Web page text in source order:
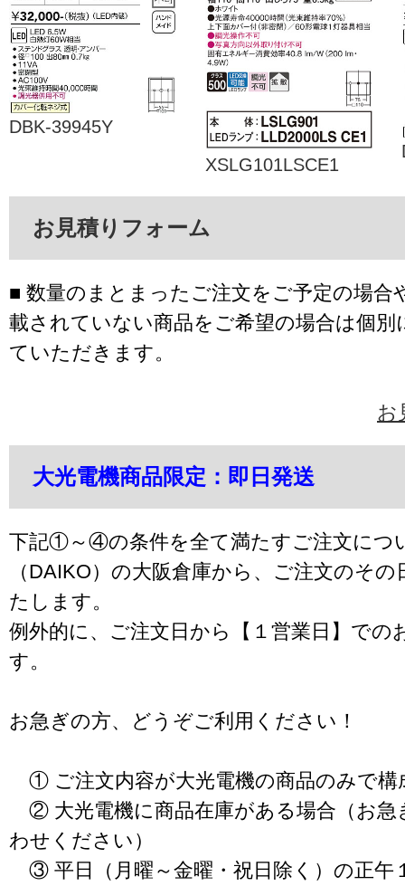
DBK-39945Y
XSLG101LSCE1
お見積りフォーム
■ 数量のまとまったご注文をご予定の場合
載されていない商品をご希望の場合は個別
ていただきます。
お
大光電機商品限定：即日発送
下記①～④の条件を全て満たすご注文につ
（DAIKO）の大阪倉庫から、ご注文のそ
たします。
例外的に、ご注文日から【１営業日】での
す。
お急ぎの方、どうぞご利用ください！
① ご注文内容が大光電機の商品のみで構
② 大光電機に商品在庫がある場合（お急
わせください）
③ 平日（月曜～金曜・祝日除く）の正午